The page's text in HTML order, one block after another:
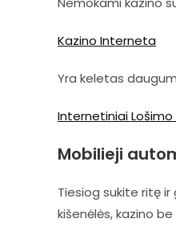
Kazino Interneta
Yra keletas
Internetiniai
Mobilieji
Tiesiog sukite ritę
kišenėlės, kazino